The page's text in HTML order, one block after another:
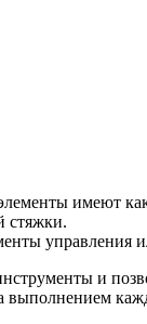
имеют
стяжки.
управления
и
выполнением